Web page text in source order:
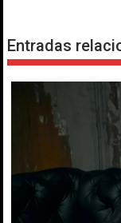
Entradas